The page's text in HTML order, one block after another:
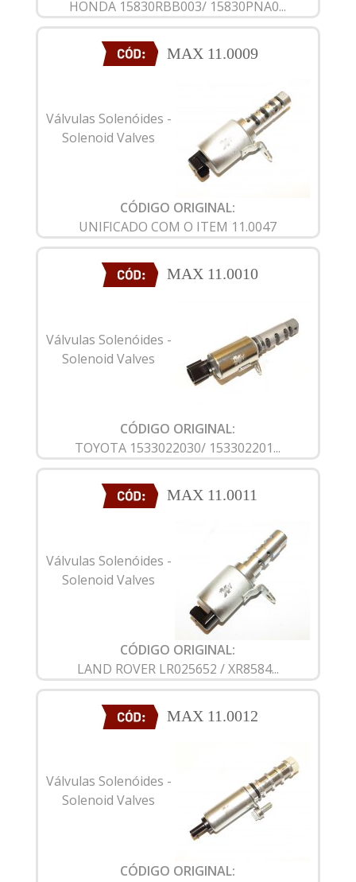
HONDA 15830RBB003/ 15830PNA0...
MAX 11.0009
Válvulas Solenóides -
Solenoid Valves
CÓDIGO ORIGINAL:
UNIFICADO COM O ITEM 11.0047
MAX 11.0010
Válvulas Solenóides -
Solenoid Valves
CÓDIGO ORIGINAL:
TOYOTA 1533022030/ 153302201...
MAX 11.0011
Válvulas Solenóides -
Solenoid Valves
CÓDIGO ORIGINAL:
LAND ROVER LR025652 / XR8584...
MAX 11.0012
Válvulas Solenóides -
Solenoid Valves
CÓDIGO ORIGINAL: